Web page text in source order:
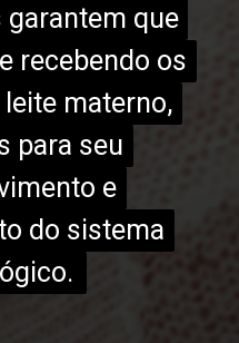
garantem que
recebendo os
materno,
para seu
e
do sistema
garantem que
recebendo os
materno,
para seu
e
do sistema